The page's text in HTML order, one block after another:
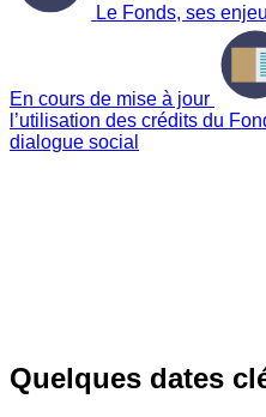
Le Fonds, ses
En cours de mise à jour
l’utilisation des crédits du
dialogue social
Quelques dates